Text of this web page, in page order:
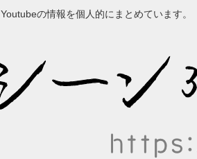
Youtubeの情報を個人的にまとめています。